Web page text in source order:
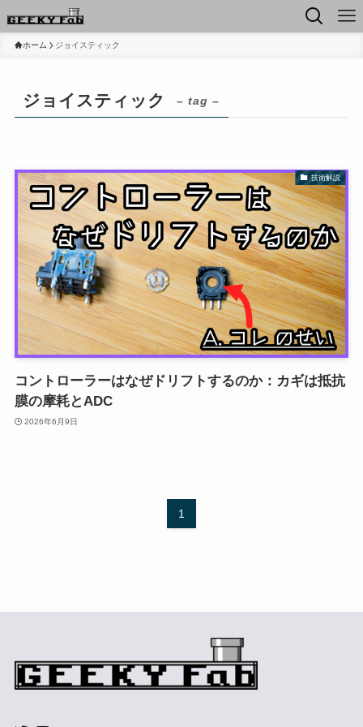
ホーム ジョイスティック
ジョイスティック – tag –
技術解説
コントローラーはなぜドリフトするのか：カギは抵抗
膜の摩耗とADC
2026年6月9日
1